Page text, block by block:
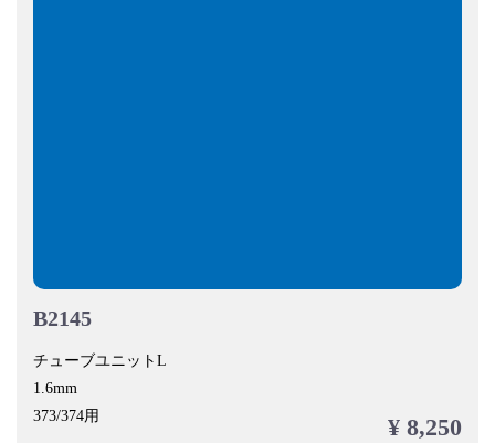
B2145
チューブユニットL
1.6mm
373/374用
¥ 8,250